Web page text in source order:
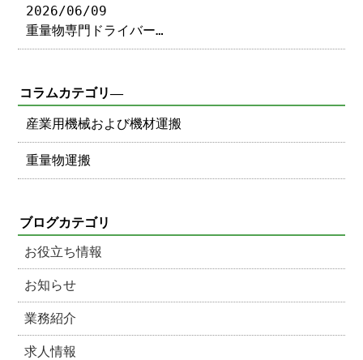
2026/06/09
重量物専門ドライバー…
コラムカテゴリ―
産業用機械および機材運搬
重量物運搬
ブログカテゴリ
お役立ち情報
お知らせ
業務紹介
求人情報